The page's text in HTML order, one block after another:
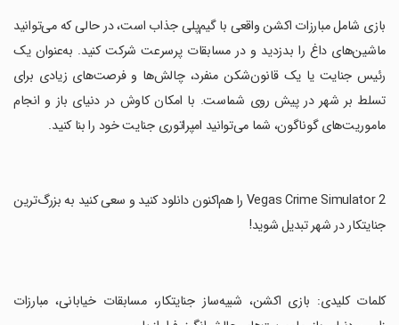
‏بازی شامل مبارزات اکشن واقعی با گیم‌پلی جذاب است، در حالی که می‌توانید
ماشین‌های داغ را بدزدید و در مسابقات پرسرعت شرکت کنید. به‌عنوان یک
رئیس جنایت یا یک قانون‌شکن منفرد، چالش‌ها و فرصت‌های زیادی برای
تسلط بر شهر در پیش روی شماست. با امکان کاوش در دنیای باز و انجام
ماموریت‌های گوناگون، شما می‌توانید امپراتوری جنایت خود را بنا کنید.
‏Vegas Crime Simulator 2 را هم‌اکنون دانلود کنید و سعی کنید به بزرگ‌ترین
جنایتکار در شهر تبدیل شوید!
‏کلمات کلیدی: بازی اکشن، شبیه‌ساز جنایتکار، مسابقات خیابانی، مبارزات